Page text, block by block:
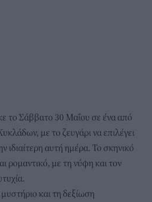
το Σάββατο 30 Μαΐου σε ένα από
με το ζευγάρι να επιλέγει
ιδιαίτερη αυτή ημέρα. Το σκηνικό
ρομαντικό, με τη νύφη και τον
και τη δεξίωση